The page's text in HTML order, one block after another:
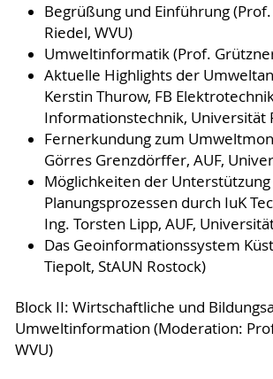
Begrüßung und Einführung
Riedel, WVU)
Umweltinformatik (Prof.
Aktuelle Highlights der
Kerstin Thurow, FB
Informationstechnik, Universität
Fernerkundung zum
Görres Grenzdörffer, AUF,
Möglichkeiten der Unterstützung
Planungsprozessen durch IuK
Ing. Torsten Lipp, AUF,
Das Geoinformationssystem
Tiepolt, StAUN Rostock)
Block II: Wirtschaftliche und
Umweltinformation (Moderation:
WVU)